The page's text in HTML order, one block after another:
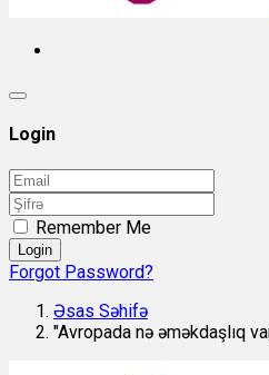
Login
Remember Me
Login
Forgot Password?
Əsas Səhifə
"Avropada nə əməkdaşlıq